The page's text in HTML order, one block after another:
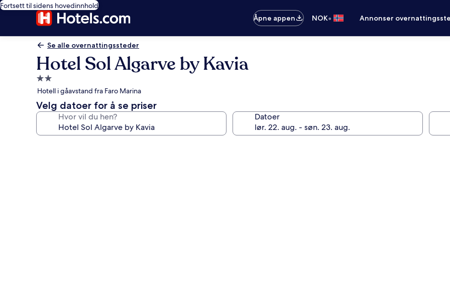
Fortsett til sidens hovedinnhold
Åpne appen
NOK• Annonser
Se alle overnattingssteder
Hotel Sol Algarve by Kavia
Overnattingssted
med
2.0
stjerner
Hotell i gåavstand fra Faro Marina
Velg datoer for å se priser
Hvor vil du hen? Datoer